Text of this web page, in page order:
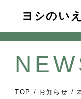
ヨシのいえ
TOP / お知らせ /